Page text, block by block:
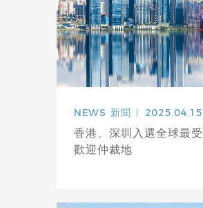
NEWS 新聞 2025.04.15
香港、深圳入選全球最受
歡迎仲裁地